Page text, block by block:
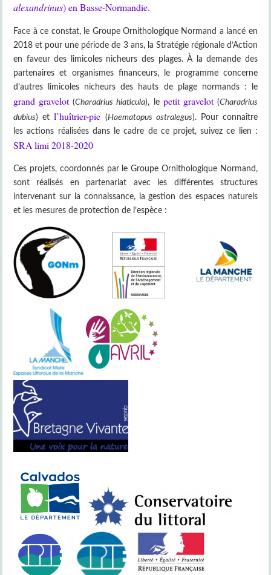
alexandrinus) en Basse-Normandie.
Face à ce constat, le Groupe Ornithologique Normand a lancé en
2018 et pour une période de 3 ans, la Stratégie régionale d’Action
en faveur des limicoles nicheurs des plages. À la demande des
partenaires et organismes financeurs, le programme concerne
d’autres limicoles nicheurs des hauts de plage normands : le
grand gravelot (Charadrius hiaticula), le petit gravelot(Charadrius
dubius) et l’huîtrier-pie (Haematopus ostralegus). Pour connaître
les actions réalisées dans le cadre de ce projet, suivez ce lien :
SRA limi 2018-2020
Ces projets, coordonnés par le Groupe Ornithologique Normand,
sont réalisés en partenariat avec les différentes structures
intervenant sur la connaissance, la gestion des espaces naturels
et les mesures de protection de l’espèce :